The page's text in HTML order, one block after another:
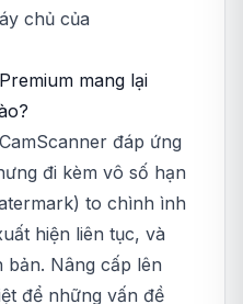
chủ của
mang lại
đáp ứng
đi kèm vô số hạn
to chình ình
hiện liên tục, và
Nâng cấp lên
để những vấn đề